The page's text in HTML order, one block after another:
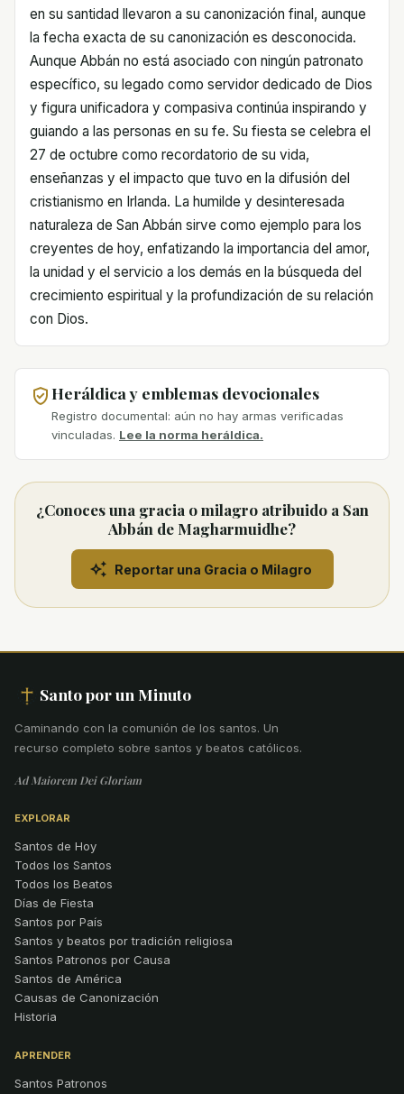
en su santidad llevaron a su canonización final, aunque
la fecha exacta de su canonización es desconocida.
Aunque Abbán no está asociado con ningún patronato
específico, su legado como servidor dedicado de Dios
y figura unificadora y compasiva continúa inspirando y
guiando a las personas en su fe. Su fiesta se celebra el
27 de octubre como recordatorio de su vida,
enseñanzas y el impacto que tuvo en la difusión del
cristianismo en Irlanda. La humilde y desinteresada
naturaleza de San Abbán sirve como ejemplo para los
creyentes de hoy, enfatizando la importancia del amor,
la unidad y el servicio a los demás en la búsqueda del
crecimiento espiritual y la profundización de su relación
con Dios.
Heráldica y emblemas devocionales
Registro documental: aún no hay armas verificadas
vinculadas. Lee la norma heráldica.
¿Conoces una gracia o milagro atribuido a San
Abbán de Magharmuidhe?
Reportar una Gracia o Milagro
Santo por un Minuto
Caminando con la comunión de los santos. Un
recurso completo sobre santos y beatos católicos.
Ad Maiorem Dei Gloriam
EXPLORAR
Santos de Hoy
Todos los Santos
Todos los Beatos
Días de Fiesta
Santos por País
Santos y beatos por tradición religiosa
Santos Patronos por Causa
Santos de América
Causas de Canonización
Historia
APRENDER
Santos Patronos